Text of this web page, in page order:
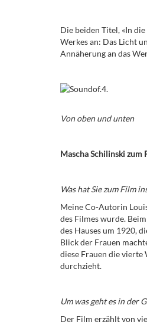
Die beiden Titel, «In
Werkes an: Das Licht
Annäherung an das
Von oben und unten
Mascha Schilinski zum
Was hat Sie zum Film
Meine Co-Autorin
des Filmes wurde.
des Hauses um 1920,
Blick der Frauen
diese Frauen die vierte
durchzieht.
Um was geht es in der
Der Film erzählt von